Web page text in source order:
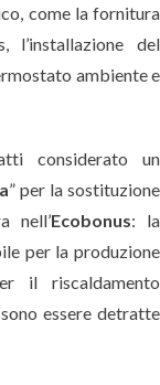
come la fornitura
l’installazione del
ambiente e
considerato un
” per la sostituzione
nell’Ecobonus: la
per la produzione
il riscaldamento
essere detratte